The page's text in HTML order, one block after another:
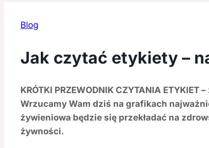
Blog
Jak czytać etykiety –
KRÓTKI PRZEWODNIK CZYTANIA
Wrzucamy Wam dziś na grafikach
żywieniowa będzie się przekładać na
żywności.